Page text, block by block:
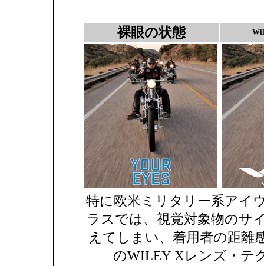
裸眼の状態
特に欧米ミリタリー系アイ
ラスでは、視覚対象物のサ
えてしまい、着用者の距離
のWILEY Xレンズ・テ